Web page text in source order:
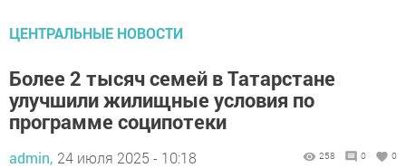
ЦЕНТРАЛЬНЫЕ НОВОСТИ
Более 2 тысяч семей в Татарстане
улучшили жилищные условия по
программе соципотеки
admin, 24 июля 2025 - 10:18 258 0 0